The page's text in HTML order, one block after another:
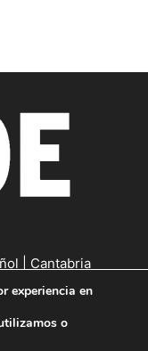
| Cantabria
psoe.es
experiencia en
o